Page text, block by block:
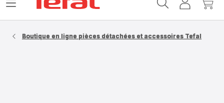
MonMon
Ouvrir
Boutique en ligne pièces détachées et accessoires Tefal